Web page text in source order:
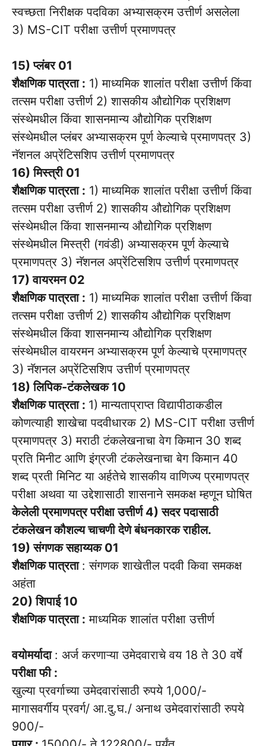
स्वच्छता निरीक्षक पदविका अभ्यासक्रम उत्तीर्ण असलेला
3) MS-CIT परीक्षा उत्तीर्ण प्रमाणपत्र
15) प्लंबर 01
शैक्षणिक पात्रता : 1) माध्यमिक शालांत परीक्षा उत्तीर्ण किंवा
तत्सम परीक्षा उत्तीर्ण 2) शासकीय औद्योगिक प्रशिक्षण
संस्थेमधील किंवा शासनमान्य औद्योगिक प्रशिक्षण
संस्थेमधील प्लंबर अभ्यासक्रम पूर्ण केल्याचे प्रमाणपत्र 3)
नॅशनल अप्रेंटिसशिप उत्तीर्ण प्रमाणपत्र
16) मिस्त्री 01
शैक्षणिक पात्रता : 1) माध्यमिक शालांत परीक्षा उत्तीर्ण किंवा
तत्सम परीक्षा उत्तीर्ण 2) शासकीय औद्योगिक प्रशिक्षण
संस्थेमधील किंवा शासनमान्य औद्योगिक प्रशिक्षण
संस्थेमधील मिस्त्री (गवंडी) अभ्यासक्रम पूर्ण केल्याचे
प्रमाणपत्र 3) नॅशनल अप्रेंटिसशिप उत्तीर्ण प्रमाणपत्र
17) वायरमन 02
शैक्षणिक पात्रता : 1) माध्यमिक शालांत परीक्षा उत्तीर्ण किंवा
तत्सम परीक्षा उत्तीर्ण 2) शासकीय औद्योगिक प्रशिक्षण
संस्थेमधील किंवा शासनमान्य औद्योगिक प्रशिक्षण
संस्थेमधील वायरमन अभ्यासक्रम पूर्ण केल्याचे प्रमाणपत्र
3) नॅशनल अप्रेंटिसशिप उत्तीर्ण प्रमाणपत्र
18) लिपिक-टंकलेखक 10
शैक्षणिक पात्रता : 1) मान्यताप्राप्त विद्यापीठाकडील
कोणत्याही शाखेचा पदवीधारक 2) MS-CIT परीक्षा उत्तीर्ण
प्रमाणपत्र 3) मराठी टंकलेखनाचा वेग किमान 30 शब्द
प्रति मिनीट आणि इंग्रजी टंकलेखनाचा बेग किमान 40
शब्द प्रती मिनिट या अर्हतेचे शासकीय वाणिज्य प्रमाणपत्र
परीक्षा अथवा या उद्देशासाठी शासनाने समकक्ष म्हणून घोषित
केलेली प्रमाणपत्र परीक्षा उत्तीर्ण 4) सदर पदासाठी
टंकलेखन कौशल्य चाचणी देणे बंधनकारक राहील.
19) संगणक सहाय्यक 01
शैक्षणिक पात्रता : संगणक शाखेतील पदवी किवा समकक्ष
अहंता
20) शिपाई 10
शैक्षणिक पात्रता : माध्यमिक शालांत परीक्षा उत्तीर्ण
वयोमर्यादा : अर्ज करणाऱ्या उमेदवाराचे वय 18 ते 30 वर्षे
परीक्षा फी :
खुल्या प्रवर्गाच्या उमेदवारांसाठी रुपये 1,000/-
मागासवर्गीय प्रवर्ग/ आ.दु.घ./ अनाथ उमेदवारांसाठी रुपये
900/-